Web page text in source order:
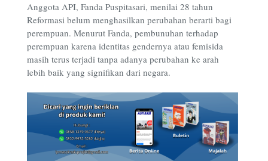
Anggota API, Fanda Puspitasari, menilai 28 tahun
Reformasi belum menghasilkan perubahan berarti bagi
perempuan. Menurut Fanda, pembunuhan terhadap
perempuan karena identitas gendernya atau femisida
masih terus terjadi tanpa adanya perubahan ke arah
lebih baik yang signifikan dari negara.